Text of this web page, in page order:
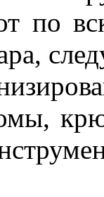
по